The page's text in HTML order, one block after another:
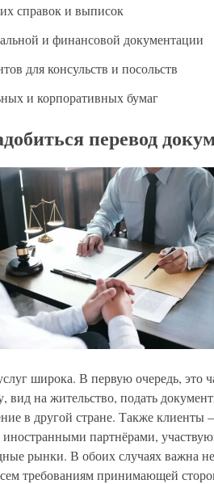
справок и выписок
и финансовой документации
для консульств и посольств
и корпоративных бумаг
перевод
широка. В первую очередь, это
вид на жительство, подать
в другой стране. Также клиенты
партнёрами,
рынки. В обоих случаях важна не
требованиям принимающей